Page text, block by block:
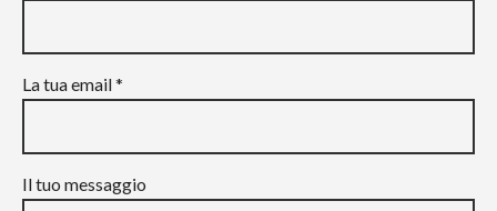
La tua email *
Il tuo messaggio